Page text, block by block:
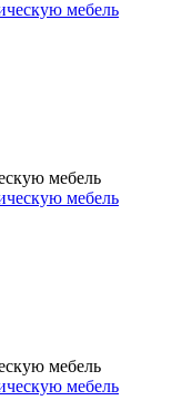
мебель
мебель